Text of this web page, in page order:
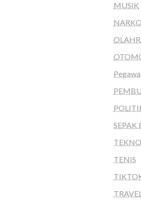
MUSIK
SEPAK
TENIS